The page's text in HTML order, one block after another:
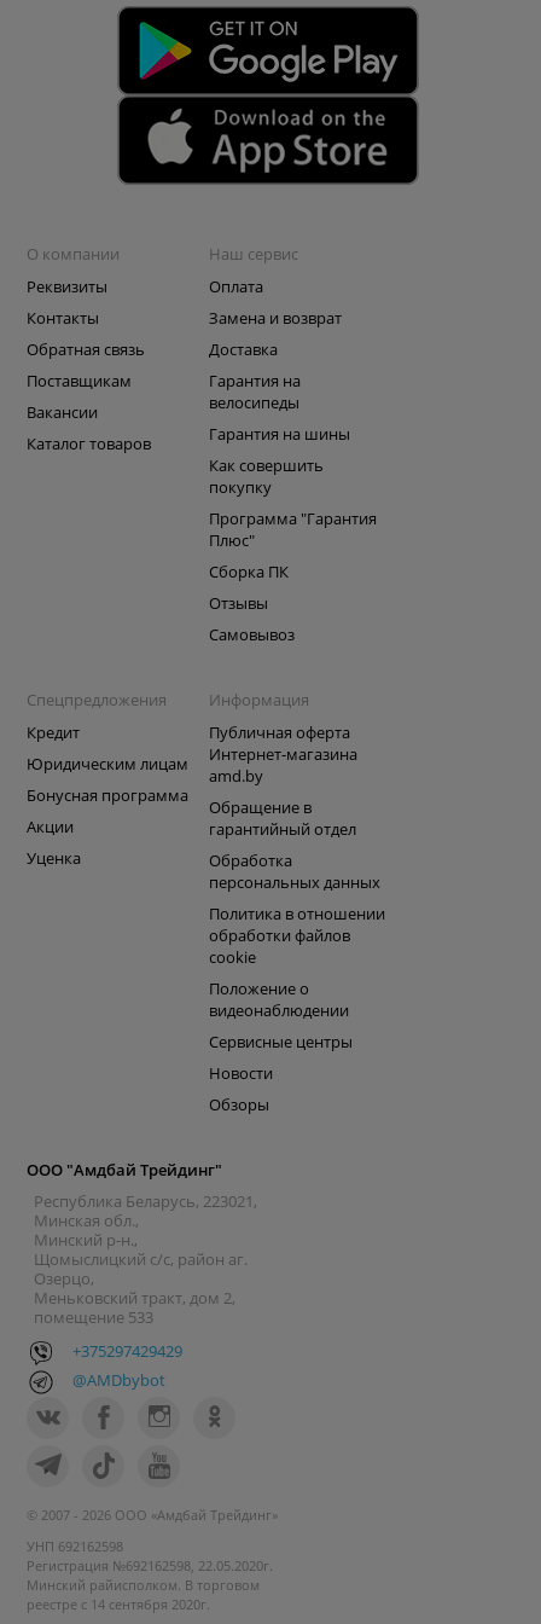
О компании
Реквизиты
Контакты
Обратная связь
Поставщикам
Вакансии
Каталог товаров
Наш сервис
Оплата
Замена и возврат
Доставка
Гарантия на
велосипеды
Гарантия на шины
Как совершить
покупку
Программа "Гарантия
Плюс"
Сборка ПК
Отзывы
Самовывоз
Спецпредложения
Кредит
Юридическим лицам
Бонусная программа
Акции
Уценка
Информация
Публичная оферта
Интернет-магазина
amd.by
Обращение в
гарантийный отдел
Обработка
персональных данных
Политика в отношении
обработки файлов
cookie
Положение о
видеонаблюдении
Сервисные центры
Новости
Обзоры
ООО "Амдбай Трейдинг"
Республика Беларусь, 223021,
Минская обл.,
Минский р-н.,
Щомыслицкий с/с, район аг.
Озерцо,
Меньковский тракт, дом 2,
помещение 533
+375297429429
@AMDbybot
© 2007 - 2026 ООО «Амдбай Трейдинг»
УНП 692162598
Регистрация №692162598, 22.05.2020г.
Минский райисполком. В торговом
реестре с 14 сентября 2020г.